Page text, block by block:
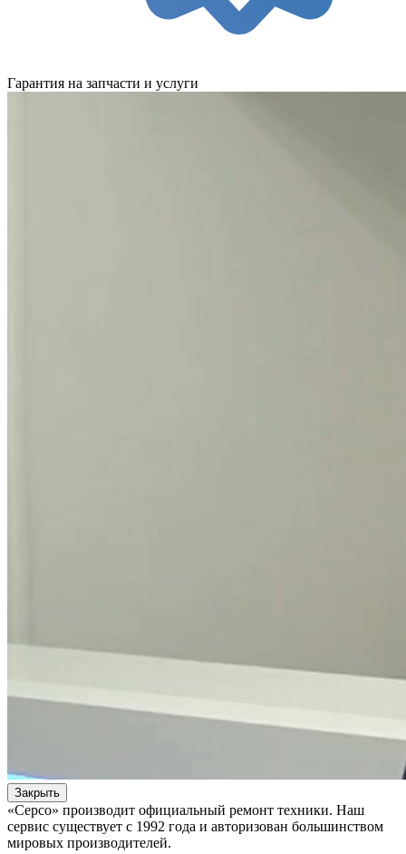
Гарантия на запчасти и услуги
Закрыть
«Серсо» производит официальный ремонт техники. Наш
сервис существует с 1992 года и авторизован большинством
мировых производителей.